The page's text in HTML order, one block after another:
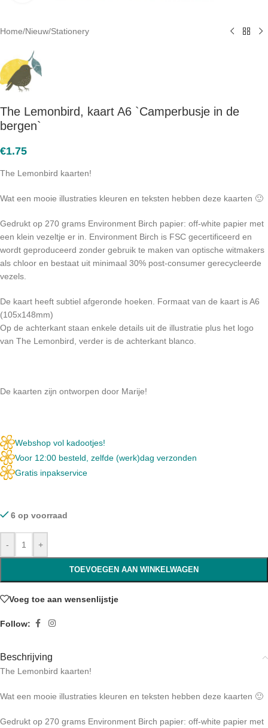
Home/Nieuw/Stationery
The Lemonbird, kaart A6 `Camperbusje in de
bergen`
€1.75
The Lemonbird kaarten!
Wat een mooie illustraties kleuren en teksten hebben deze kaarten 🙂
Gedrukt op 270 grams Environment Birch papier: off-white papier met
een klein vezeltje er in. Environment Birch is FSC gecertificeerd en
wordt geproduceerd zonder gebruik te maken van optische witmakers
als chloor en bestaat uit minimaal 30% post-consumer gerecycleerde
vezels.
De kaart heeft subtiel afgeronde hoeken. Formaat van de kaart is A6
(105x148mm)
Op de achterkant staan enkele details uit de illustratie plus het logo
van The Lemonbird, verder is de achterkant blanco.
De kaarten zijn ontworpen door Marije!
Webshop vol kadootjes!
Voor 12:00 besteld, zelfde (werk)dag verzonden
Gratis inpakservice
6 op voorraad
- +
TOEVOEGEN AAN WINKELWAGEN
Voeg toe aan wensenlijstje
Follow:
Beschrijving
The Lemonbird kaarten!
Wat een mooie illustraties kleuren en teksten hebben deze kaarten 🙂
Gedrukt op 270 grams Environment Birch papier: off-white papier met